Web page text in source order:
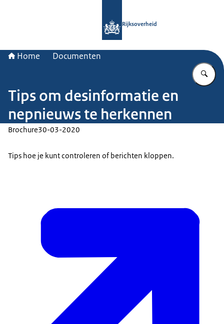
Rijksoverheid
Home Documenten
Tips om desinformatie en
nepnieuws te herkennen
Brochure30-03-2020
Tips hoe je kunt controleren of berichten kloppen.